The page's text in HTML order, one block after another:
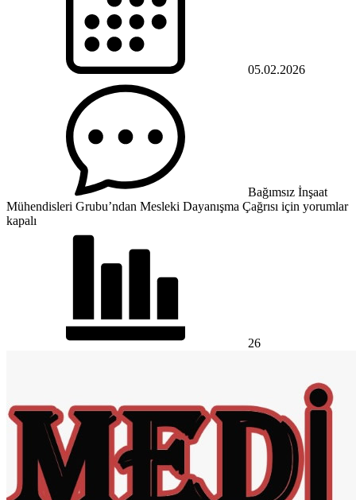
05.02.2026
Bağımsız İnşaat
Mühendisleri Grubu’ndan Mesleki Dayanışma Çağrısı için yorumlar
kapalı
26